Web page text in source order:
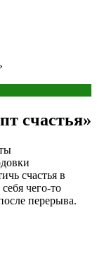
счастья»
счастья в
чего-то
перерыва.